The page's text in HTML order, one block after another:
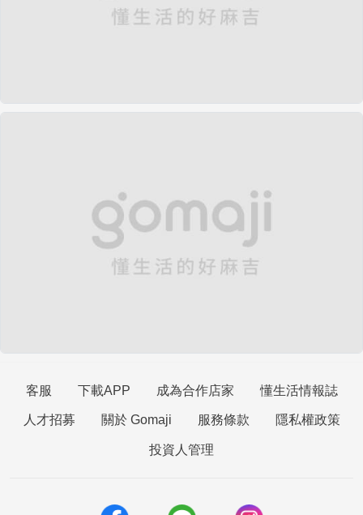
客服 下載APP 成為合作店家 懂生活情報誌
人才招募 關於 Gomaji 服務條款 隱私權政策
投資人管理